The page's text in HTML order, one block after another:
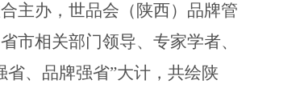
主办，世品会（陕西）品牌管
市相关部门领导、专家学者、
省、品牌强省”大计 ，共绘陕